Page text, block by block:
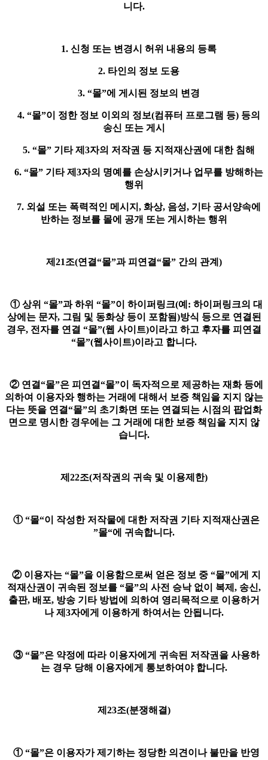
니다.
1. 신청 또는 변경시 허위 내용의 등록
2. 타인의 정보 도용
3. “몰”에 게시된 정보의 변경
4. “몰”이 정한 정보 이외의 정보(컴퓨터 프로그램 등) 등의
송신 또는 게시
5. “몰” 기타 제3자의 저작권 등 지적재산권에 대한 침해
6. “몰” 기타 제3자의 명예를 손상시키거나 업무를 방해하는
행위
7. 외설 또는 폭력적인 메시지, 화상, 음성, 기타 공서양속에
반하는 정보를 몰에 공개 또는 게시하는 행위
제21조(연결“몰”과 피연결“몰” 간의 관계)
① 상위 “몰”과 하위 “몰”이 하이퍼링크(예: 하이퍼링크의 대
상에는 문자, 그림 및 동화상 등이 포함됨)방식 등으로 연결된
경우, 전자를 연결 “몰”(웹 사이트)이라고 하고 후자를 피연결
“몰”(웹사이트)이라고 합니다.
② 연결“몰”은 피연결“몰”이 독자적으로 제공하는 재화 등에
의하여 이용자와 행하는 거래에 대해서 보증 책임을 지지 않는
다는 뜻을 연결“몰”의 초기화면 또는 연결되는 시점의 팝업화
면으로 명시한 경우에는 그 거래에 대한 보증 책임을 지지 않
습니다.
제22조(저작권의 귀속 및 이용제한)
① “몰“이 작성한 저작물에 대한 저작권 기타 지적재산권은
”몰“에 귀속합니다.
② 이용자는 “몰”을 이용함으로써 얻은 정보 중 “몰”에게 지
적재산권이 귀속된 정보를 “몰”의 사전 승낙 없이 복제, 송신,
출판, 배포, 방송 기타 방법에 의하여 영리목적으로 이용하거
나 제3자에게 이용하게 하여서는 안됩니다.
③ “몰”은 약정에 따라 이용자에게 귀속된 저작권을 사용하
는 경우 당해 이용자에게 통보하여야 합니다.
제23조(분쟁해결)
① “몰”은 이용자가 제기하는 정당한 의견이나 불만을 반영